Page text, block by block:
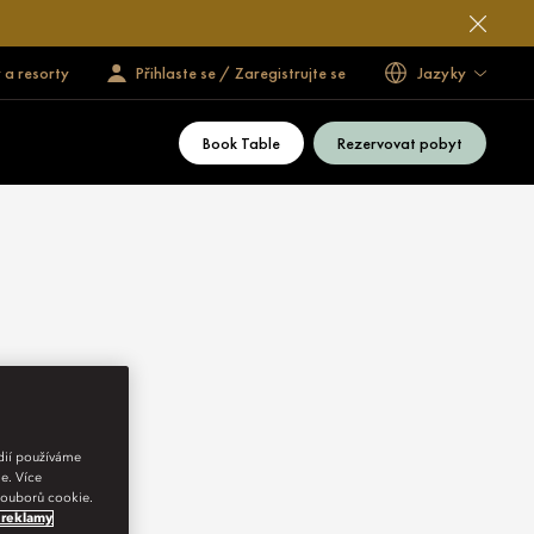
a resorty Přihlaste se / Zaregistrujte se Jazyky
Book Table Rezervovat pobyt
používáme
Více
cookie.